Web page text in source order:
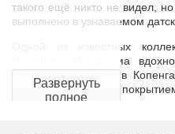
Развернуть
полное
такого ещё никто не видел,
выполнено в узнаваемом
Одной из известных
Castellum. Их форма
районе Биспебьерг в
стали с порошковым